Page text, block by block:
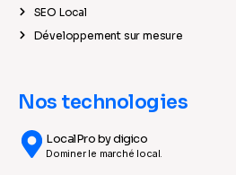
SEO Local
Développement sur mesure
Nos technologies
LocalPro by digico
Dominer le marché local.